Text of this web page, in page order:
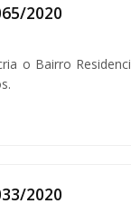
2020
o Bairro
2020